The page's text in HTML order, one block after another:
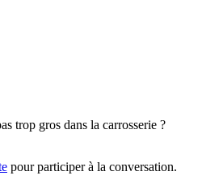
trop gros dans la carrosserie ?
pour participer à la conversation.